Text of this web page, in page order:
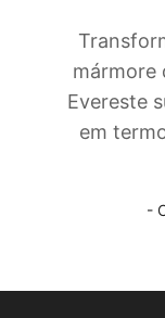
mármore
Evereste
em
-